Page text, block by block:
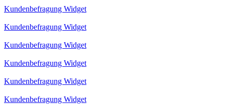
Kundenbefragung Widget
Kundenbefragung Widget
Kundenbefragung Widget
Kundenbefragung Widget
Kundenbefragung Widget
Kundenbefragung Widget